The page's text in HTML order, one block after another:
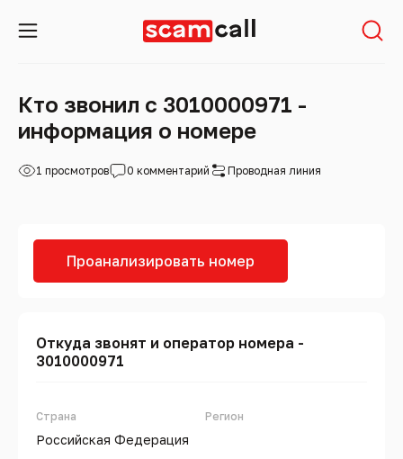
Кто звонил с 3010000971 -
информация о номере
1 просмотров 0 комментарий Проводная линия
Проанализировать номер
Откуда звонят и оператор номера -
3010000971
Страна
Российская Федерация
Регион